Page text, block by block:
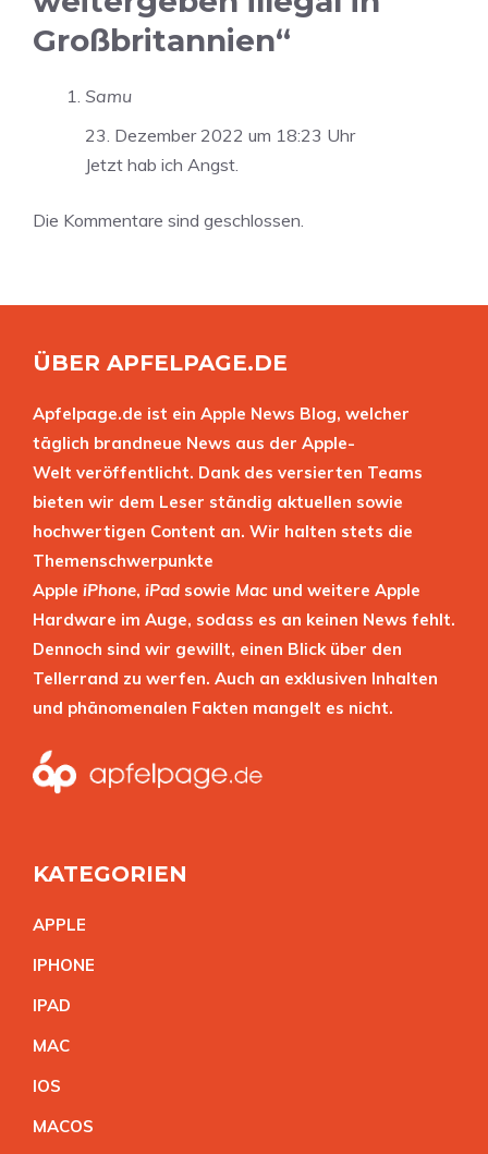
Großbritannien“
Samu
23. Dezember 2022 um 18:23 Uhr
Jetzt hab ich Angst.
Die Kommentare sind geschlossen.
ÜBER APFELPAGE.DE
Apfelpage.de ist ein Apple News Blog, welcher
täglich brandneue News aus der Apple-
Welt veröffentlicht. Dank des versierten Teams
bieten wir dem Leser ständig aktuellen sowie
hochwertigen Content an. Wir halten stets die
Themenschwerpunkte
Apple iPhone, iPad sowie Mac und weitere Apple
Hardware im Auge, sodass es an keinen News fehlt.
Dennoch sind wir gewillt, einen Blick über den
Tellerrand zu werfen. Auch an exklusiven Inhalten
und phänomenalen Fakten mangelt es nicht.
KATEGORIEN
APPLE
IPHONE
IPAD
MAC
IOS
MACOS